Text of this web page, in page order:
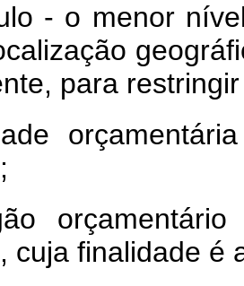
- o menor
para
cuja finalidade é